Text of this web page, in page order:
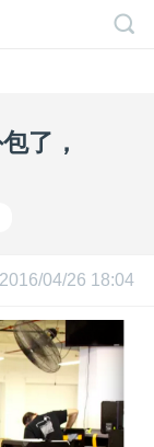
了，
2016/04/26 18:04